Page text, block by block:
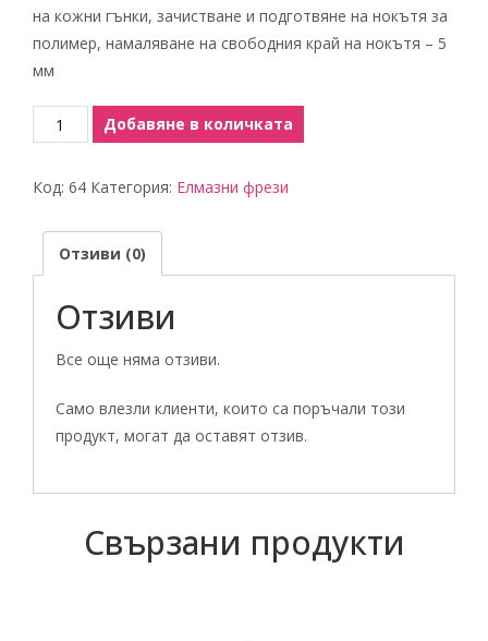
на кожни гънки, зачистване и подготвяне на нокътя за
полимер, намаляване на свободния край на нокътя – 5
мм
количество
за
отсечен
конус
Добавяне в количката
Код: 64 Категория: Елмазни фрези
Отзиви (0)
Отзиви
Все още няма отзиви.
Само влезли клиенти, които са поръчали този
продукт, могат да оставят отзив.
Свързани продукти